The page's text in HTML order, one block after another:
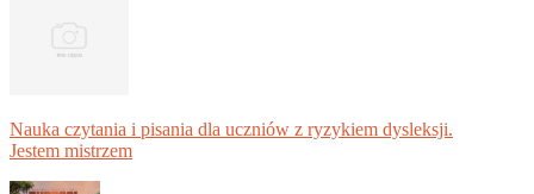
Nauka czytania i pisania dla uczniów z ryzykiem dysleksji.
Jestem mistrzem